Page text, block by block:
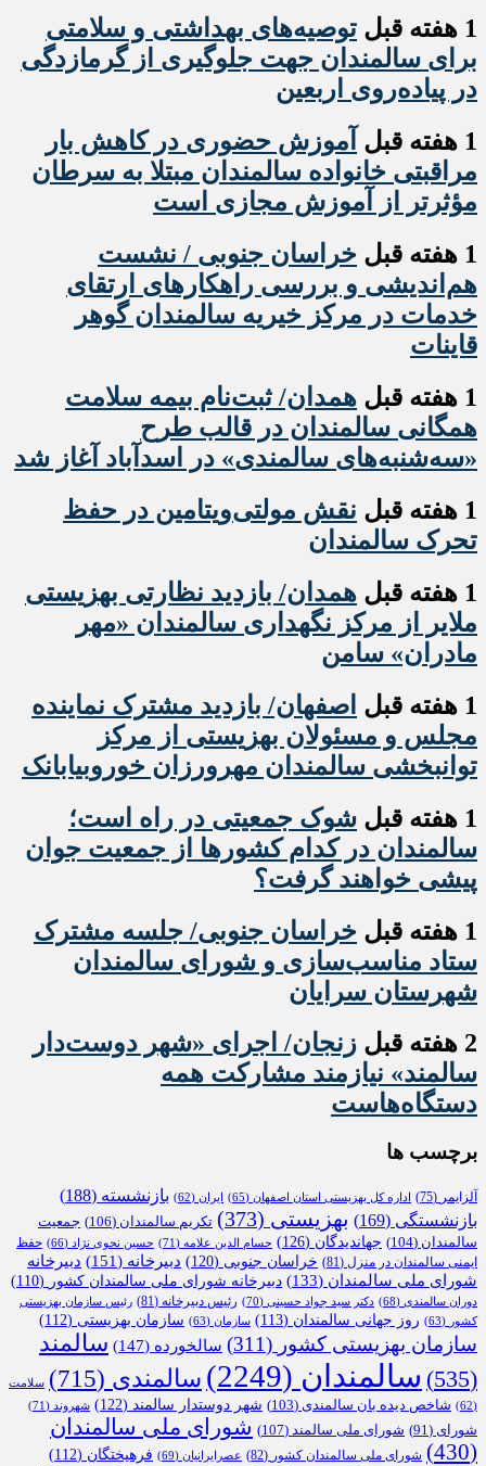
1 هفته قبل
️توصیه‌های بهداشتی و سلامتی
برای سالمندان جهت جلوگیری از گرمازدگی
در پیاده‌روی اربعین
1 هفته قبل
آموزش حضوری در کاهش بار
مراقبتی خانواده سالمندان مبتلا به سرطان
مؤثرتر از آموزش مجازی است
1 هفته قبل
خراسان جنوبی / نشست
هم‌اندیشی و بررسی راهکارهای ارتقای
خدمات در مرکز خیریه سالمندان گوهر
قاینات
1 هفته قبل
همدان/ ثبت‌نام بیمه سلامت
همگانی سالمندان در قالب طرح
«سه‌شنبه‌های سالمندی» در اسدآباد آغاز شد
1 هفته قبل
نقش مولتی‌ویتامین در حفظ
تحرک سالمندان
1 هفته قبل
همدان/ بازدید نظارتی بهزیستی
ملایر از مرکز نگهداری سالمندان «مهر
مادران» سامن
1 هفته قبل
اصفهان/ بازدید مشترک نماینده
مجلس و مسئولان بهزیستی از مرکز
توانبخشی سالمندان مهرورزان خوروبیابانک
1 هفته قبل
شوک جمعیتی در راه است؛
سالمندان در کدام کشورها از جمعیت جوان
پیشی خواهند گرفت؟
1 هفته قبل
خراسان جنوبی/ جلسه مشترک
ستاد مناسب‌سازی و شورای سالمندان
شهرستان سرایان
2 هفته قبل
زنجان/ اجرای «شهر دوست‌دار
سالمند» نیازمند مشارکت همه
دستگاه‌هاست
برچسب ها
آلزایمر (75) اداره کل بهزیستی استان اصفهان (65) ایران (62) بازنشسته (188)
بازنشستگی (169) بهزیستی (373) تکریم سالمندان (106)
جمعیت
سالمندان (104) جهاندیدگان (126) حسام الدین علامه (71) حسین نحوی نژاد (66)
حفظ
ایمنی سالمندان در منزل (81) خراسان جنوبی (120) دبیرخانه (151)
دبیرخانه
شورای ملی سالمندان (133) دبیرخانه شورای ملی سالمندان کشور (110)
دوران سالمندی (68) دکتر سید جواد حسینی (70) رئیس دبیرخانه (81)
رئیس سازمان بهزیستی
کشور (63) روز جهانی سالمندان (113) سازمان (63) سازمان بهزیستی (112)
سازمان بهزیستی کشور (311) سالخورده (147)
سالمند
(535)
سالمندان (2249) سالمندی (715)
سلامت
(62)
شاخص دیده بان سالمندی (103) شهر دوستدار سالمند (122) شهروند (71)
شورای (91) شورای ملی سالمند (107)
شورای ملی سالمندان
(430)
شورای ملی سالمندان کشور (82) عصرایرانیان (69) فرهیختگان (112)